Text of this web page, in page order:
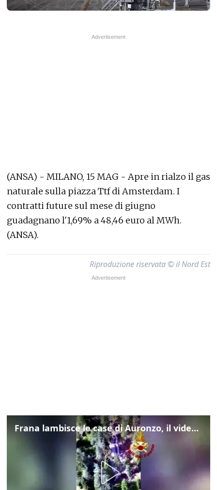
(ANSA) - MILANO, 15 MAG - Apre in rialzo il gas
naturale sulla piazza Ttf di Amsterdam. I
contratti future sul mese di giugno
guadagnano l'1,69% a 48,46 euro al MWh.
(ANSA).
Riproduzione riservata © il Nord Est
Frana lambisce le case di Auronzo, il video dall'elicottero dei vigili del fuoco